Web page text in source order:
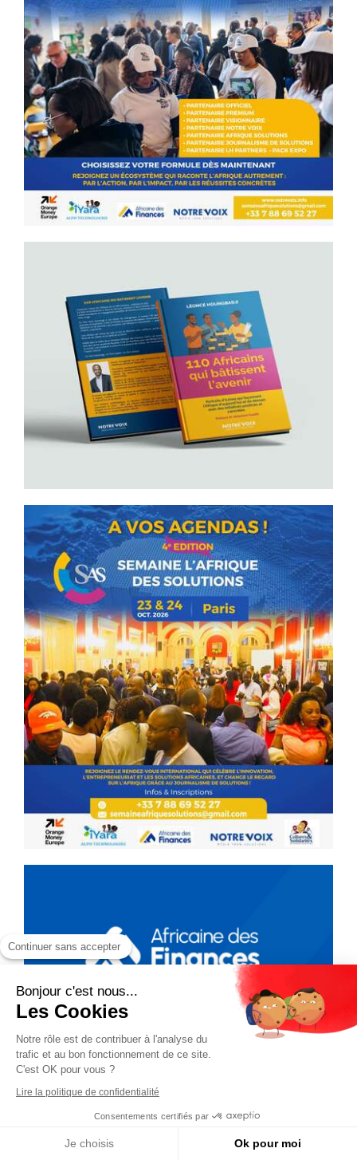
Continuer sans accepter
Bonjour c'est nous...
Les Cookies
Notre rôle est de contribuer à l'analyse du
trafic et au bon fonctionnement de ce site.
C'est OK pour vous ?
Lire la politique de confidentialité
Consentements certifiés par
Je choisis Ok pour moi